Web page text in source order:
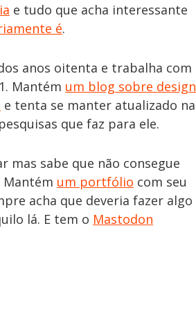
e tudo que acha interessante
é.
anos oitenta e trabalha com
Mantém um blog sobre design
e tenta se manter atualizado na
que faz para ele.
mas sabe que não consegue
um portfólio com seu
acha que deveria fazer algo
lá. E tem o Mastodon